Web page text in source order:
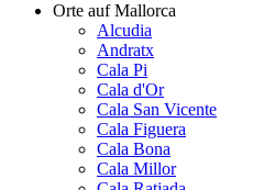
Orte auf Mallorca
Alcudia
Andratx
Cala Pi
Cala d'Or
Cala San Vicente
Cala Figuera
Cala Bona
Cala Millor